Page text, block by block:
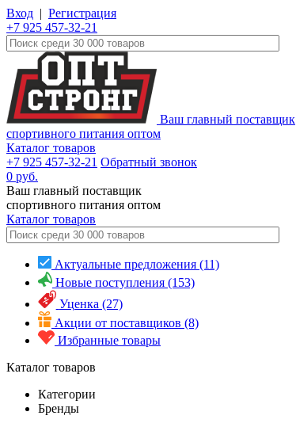
Вход | Регистрация
+7 925 457-32-21
Ваш главный поставщик
спортивного питания оптом
Каталог товаров
+7 925 457-32-21 Обратный звонок
0 руб.
Ваш главный поставщик
спортивного питания оптом
Каталог товаров
Актуальные предложения (11)
Новые поступления (153)
Уценка (27)
Акции от поставщиков (8)
Избранные товары
Каталог товаров
Категории
Бренды